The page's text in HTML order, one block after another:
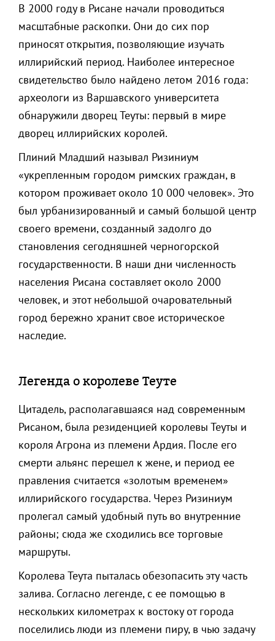
В 2000 году в Рисане начали проводиться
масштабные раскопки. Они до сих пор
приносят открытия, позволяющие изучать
иллирийский период. Наиболее интересное
свидетельство было найдено летом 2016 года:
археологи из Варшавского университета
обнаружили дворец Теуты: первый в мире
дворец иллирийских королей.
Плиний Младший называл Ризиниум
«укрепленным городом римских граждан, в
котором проживает около 10 000 человек». Это
был урбанизированный и самый большой центр
своего времени, созданный задолго до
становления сегодняшней черногорской
государственности. В наши дни численность
населения Рисана составляет около 2000
человек, и этот небольшой очаровательный
город бережно хранит свое историческое
наследие.
Легенда о королеве Теуте
Цитадель, располагавшаяся над современным
Рисаном, была резиденцией королевы Теуты и
короля Агрона из племени Ардия. После его
смерти альянс перешел к жене, и период ее
правления считается «золотым временем»
иллирийского государства. Через Ризиниум
пролегал самый удобный путь во внутренние
районы; сюда же сходились все торговые
маршруты.
Королева Теута пыталась обезопасить эту часть
залива. Согласно легенде, с ее помощью в
нескольких километрах к востоку от города
поселились люди из племени пиру, в чью задачу